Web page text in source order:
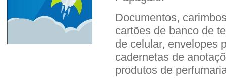
Documentos,
cartões de banco de
de celular, envelopes
cadernetas de
produtos de